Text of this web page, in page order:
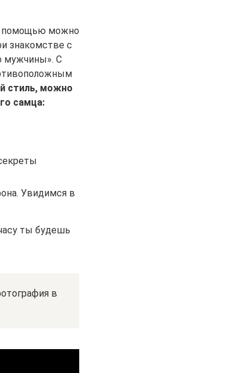
помощью можно
знакомстве с
мужчины». С
стиль, можно
самца:
Увидимся в
ты будешь
в